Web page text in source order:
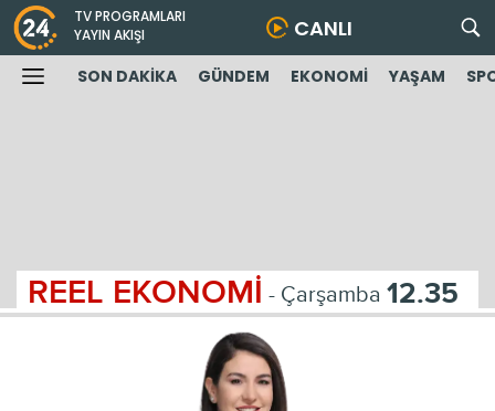
TV PROGRAMLARI
YAYIN AKIŞI
CANLI
SON DAKİKA GÜNDEM EKONOMİ YAŞAM
REEL EKONOMİ - Çarşamba 12.35